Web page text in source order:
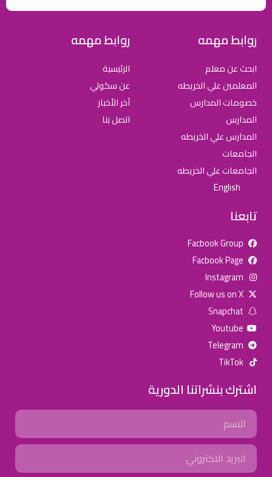
روابط مهمه
ابحث عن معلم
المعلمين علي الخريطه
خصومات المدارس
المدارس
المدارس علي الخريطه
الجامعات
الجامعات علي الخريطه
English
روابط مهمه
الرئيسية
عن سكولي
آخر الأخبار
اتصل بنا
تابعنا
Facbook Group
Facbook Page
Instagram
Follow us on X
Snapchat
Youtube
Telegram
TikTok
اشترك بنشراتنا الدورية
Name
Email
للإعلان على منصة سكولي وجروب مدارس عالمية وأهلية يشرفنا
جروب فيسبوك
تويتر (X) سناب شات يوتيوب